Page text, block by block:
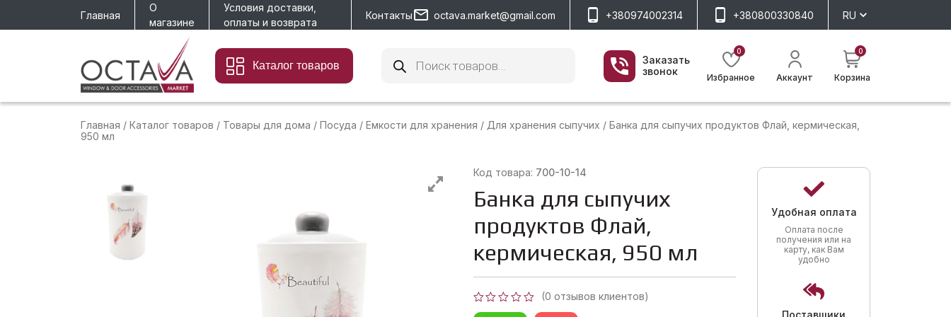
Главная
О
магазине
Условия доставки,
оплаты и возврата
Контакты octava.market@gmail.com +380974002314 +380800330840 RU
Каталог товаров
товаров
Заказать
звонок
0
Избранное Аккаунт
0
Корзина
Главная / Каталог товаров / Товары для дома / Посуда / Емкости для хранения / Для хранения сыпучих / Банка для сыпучих продуктов Флай, кермическая,
950 мл
Код товара: 700-10-14
Банка для сыпучих
продуктов Флай,
кермическая, 950 мл
Оценка
(0 отзывов клиентов)
Удобная оплата
Оплата после
получения или на
карту, как Вам
удобно